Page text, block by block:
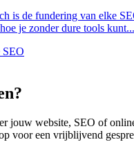
is de fundering van elke
je zonder dure tools kunt...
SEO
jouw website, SEO of
voor een vrijblijvend